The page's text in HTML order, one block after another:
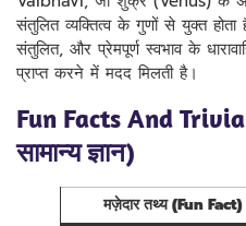
संतुलित व्यक्तित्व के गुणों से युक्त
संतुलित, और प्रेमपूर्ण स्वभाव के
प्राप्त करने में मदद मिलती है।
Fun Facts And
सामान्य ज्ञान)
मज़ेदार तथ्य (Fun Fact)